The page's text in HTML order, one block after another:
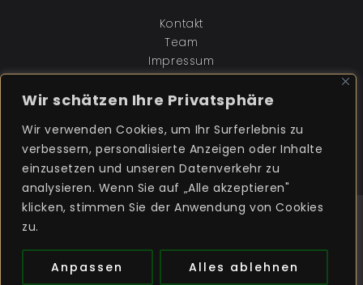
Wir schätzen Ihre Privatsphäre
Wir verwenden Cookies, um Ihr Surferlebnis zu
verbessern, personalisierte Anzeigen oder Inhalte
einzusetzen und unseren Datenverkehr zu
analysieren. Wenn Sie auf „Alle akzeptieren"
klicken, stimmen Sie der Anwendung von Cookies
zu.
Anpassen Alles ablehnen
Kontakt
Team
Impressum
Datenschutz
FOLGEN SIE UNS:
instagram
facebook-f
linkedin
twitter